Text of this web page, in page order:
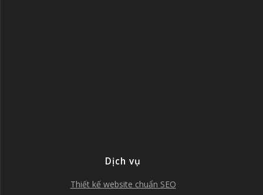
Dịch vụ
Thiết kế website chuẩn SEO